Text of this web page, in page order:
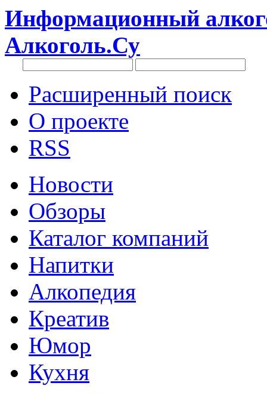
Информационный
Алкоголь.Су
Расширенный поиск
О проекте
RSS
Новости
Обзоры
Каталог компаний
Напитки
Алкопедия
Креатив
Юмор
Кухня